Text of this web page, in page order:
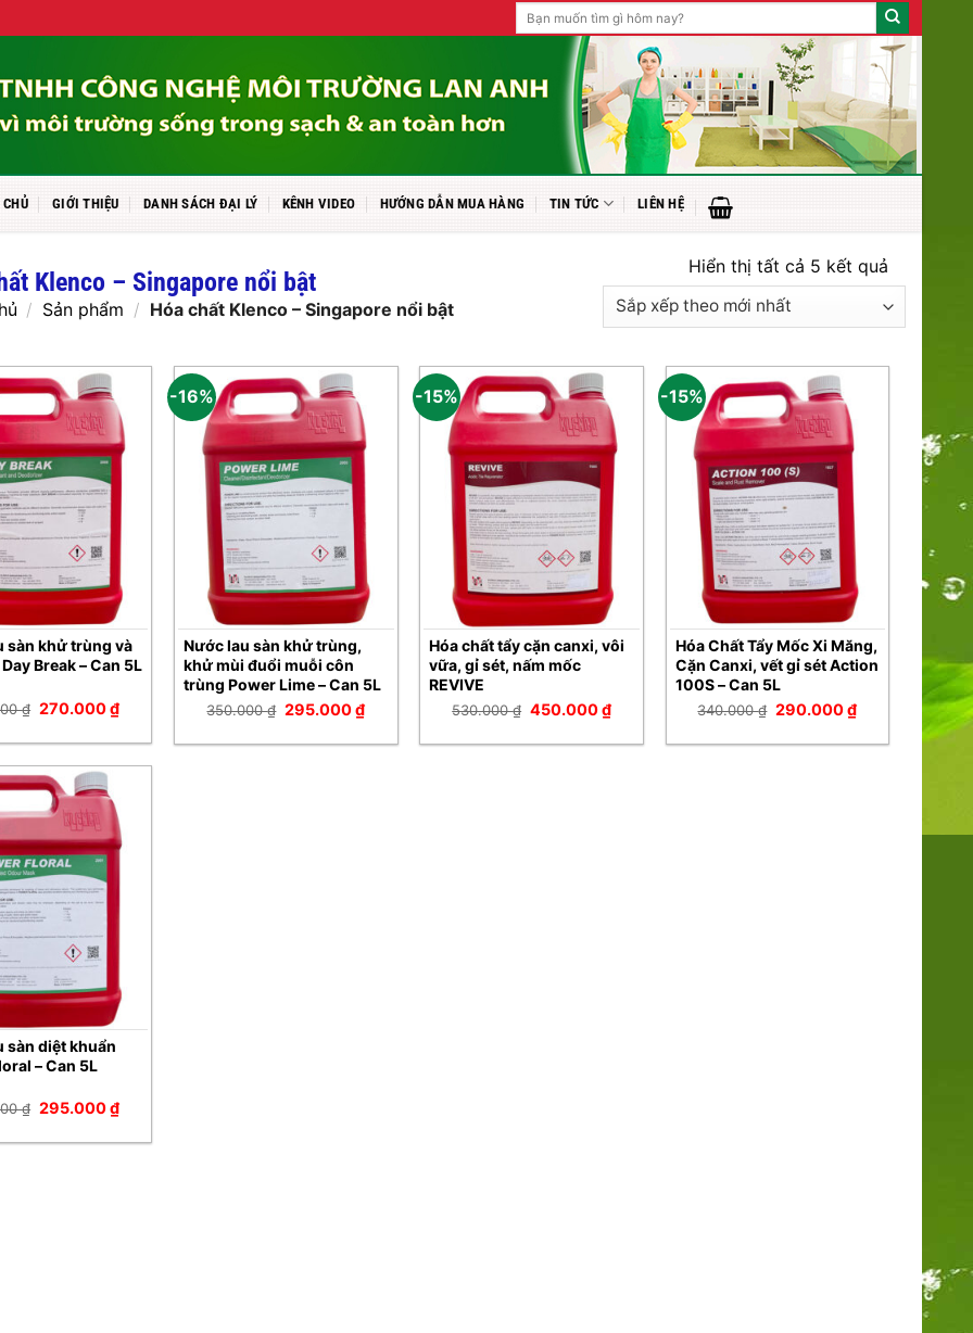
Tìm
kiếm:
GIỚI THIỆU DANH SÁCH ĐẠI LÝ KÊNH VIDEO HƯỚNG DẪN MUA HÀNG TIN TỨC LIÊN HỆ
Klenco – Singapore nổi bật
/ Sản phẩm / Hóa chất Klenco – Singapore nổi bật
Hiển thị tất cả 5 kết quả
sắp
mới
sàn khử trùng và
Break – Can 5L
₫ Giá
270.000₫Giá
270.000 ₫.
-16%
Nước lau sàn khử trùng,
khử mùi đuổi muỗi côn
trùng Power Lime – Can 5L
350.000₫ Giá
295.000₫Giá
-15%
Hóa chất tẩy cặn canxi, vôi
vữa, gỉ sét, nấm mốc
REVIVE
530.000₫ Giá
450.000₫Giá
-15%
Hóa Chất Tẩy Mốc Xi Măng,
Cặn Canxi, vết gỉ sét Action
100S – Can 5L
340.000₫ Giá
290.000₫Giá
sàn diệt khuẩn
– Can 5L
₫ Giá
295.000₫Giá